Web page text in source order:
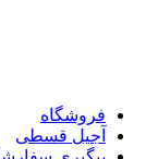
فروشگاه
آجیل قسطی